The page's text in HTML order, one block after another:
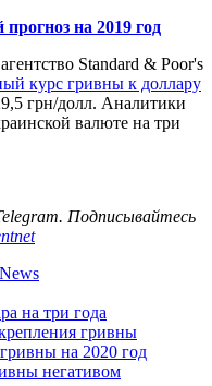
на 2019 год
Standard & Poor's
курс гривны к доллару
грн/долл. Аналитики
валюте на три
Подписывайтесь
на три года
гривны
на 2020 год
негативом